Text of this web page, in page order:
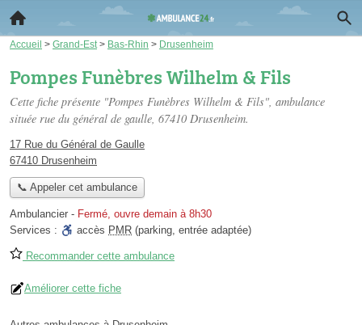
Accueil > Grand-Est > Bas-Rhin > Drusenheim
Pompes Funèbres Wilhelm & Fils
Cette fiche présente "Pompes Funèbres Wilhelm & Fils", ambulance
située rue du général de gaulle, 67410 Drusenheim.
17 Rue du Général de Gaulle
67410 Drusenheim
📞 Appeler cet ambulance
Ambulancier - Fermé, ouvre demain à 8h30
Services :
accès PMR (parking, entrée adaptée)
Recommander cette ambulance
Améliorer cette fiche